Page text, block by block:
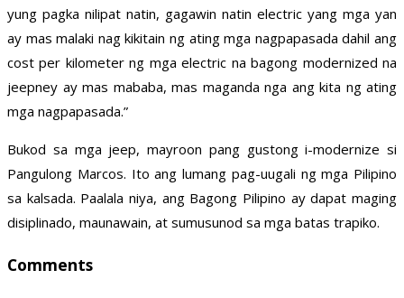
yung pagka nilipat natin, gagawin natin electric yang mga yan
ay mas malaki nag kikitain ng ating mga nagpapasada dahil ang
cost per kilometer ng mga electric na bagong modernized na
jeepney ay mas mababa, mas maganda nga ang kita ng ating
mga nagpapasada.”
Bukod sa mga jeep, mayroon pang gustong i-modernize si
Pangulong Marcos. Ito ang lumang pag-uugali ng mga Pilipino
sa kalsada. Paalala niya, ang Bagong Pilipino ay dapat maging
disiplinado, maunawain, at sumusunod sa mga batas trapiko.
Comments